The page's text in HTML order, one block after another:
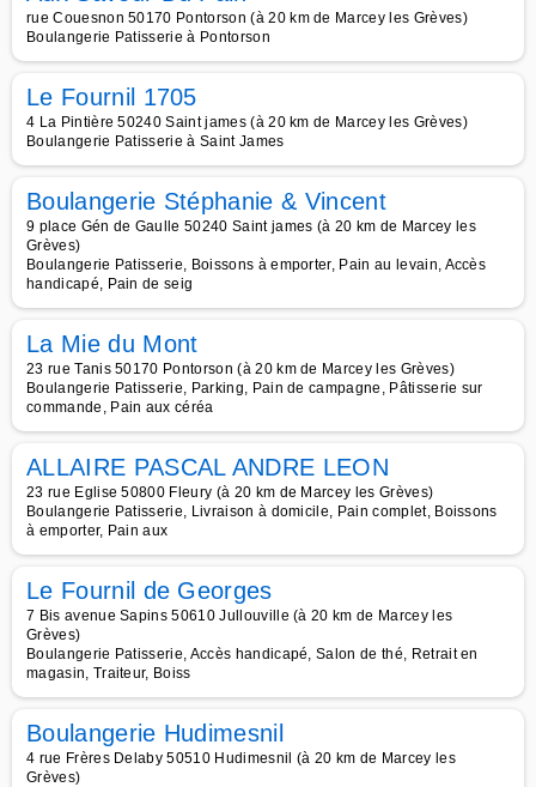
rue Couesnon 50170 Pontorson (à 20 km de Marcey les Grèves)
Boulangerie Patisserie à Pontorson
Le Fournil 1705
4 La Pintière 50240 Saint james (à 20 km de Marcey les Grèves)
Boulangerie Patisserie à Saint James
Boulangerie Stéphanie & Vincent
9 place Gén de Gaulle 50240 Saint james (à 20 km de Marcey les
Grèves)
Boulangerie Patisserie, Boissons à emporter, Pain au levain, Accès
handicapé, Pain de seig
La Mie du Mont
23 rue Tanis 50170 Pontorson (à 20 km de Marcey les Grèves)
Boulangerie Patisserie, Parking, Pain de campagne, Pâtisserie sur
commande, Pain aux céréa
ALLAIRE PASCAL ANDRE LEON
23 rue Eglise 50800 Fleury (à 20 km de Marcey les Grèves)
Boulangerie Patisserie, Livraison à domicile, Pain complet, Boissons
à emporter, Pain aux
Le Fournil de Georges
7 Bis avenue Sapins 50610 Jullouville (à 20 km de Marcey les
Grèves)
Boulangerie Patisserie, Accès handicapé, Salon de thé, Retrait en
magasin, Traiteur, Boiss
Boulangerie Hudimesnil
4 rue Frères Delaby 50510 Hudimesnil (à 20 km de Marcey les
Grèves)